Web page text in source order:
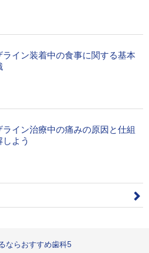
ライン装着中の食事に関する基本
ライン治療中の痛みの原因と仕組
よう
ならおすすめ歯科5